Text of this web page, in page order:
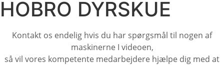
HOBRO DYRSKUE
Kontakt os endelig hvis du har spørgsmål til nogen af
maskinerne I videoen,
så vil vores kompetente medarbejdere hjælpe dig med at